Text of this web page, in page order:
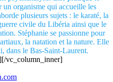
un organisme qui accueille les
plusieurs sujets : le karaté, la
civile du Libéria ainsi que le
Stéphanie se passionne pour
la natation et la nature. Elle
dans le Bas-Saint-Laurent.
vc_column_inner]